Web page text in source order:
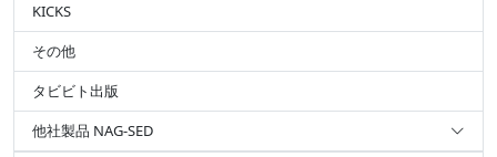
KICKS
その他
タビビト出版
他社製品 NAG-SED